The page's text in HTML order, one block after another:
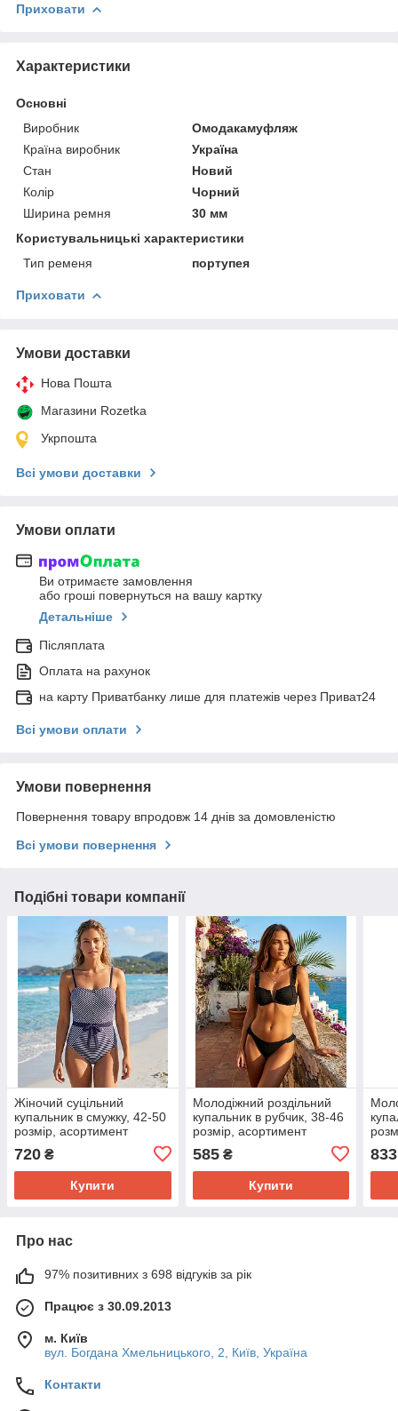
Приховати
Характеристики
Основні
Виробник
Омодакамуфляж
Країна виробник
Україна
Стан
Новий
Колір
Чорний
Ширина ремня
30 мм
Користувальницькі характеристики
Тип ременя
портупея
Приховати
Умови доставки
Нова Пошта
Магазини Rozetka
Укрпошта
Всі умови доставки
Умови оплати
Ви отримаєте замовлення
або гроші повернуться на вашу картку
Детальніше
Післяплата
Оплата на рахунок
на карту Приватбанку лише для платежів через Приват24
Всі умови оплати
Умови повернення
Повернення товару впродовж 14 днів за домовленістю
Всі умови повернення
Подібні товари компанії
Жіночий суцільний
купальник в смужку, 42-50
розмір, асортимент
720 ₴
Купити
Молодіжний роздільний
купальник в рубчик, 38-46
розмір, асортимент
585₴
Купити
833
Про нас
97% позитивних з 698 відгуків за рік
Працює з 30.09.2013
м. Київ
вул. Богдана Хмельницького, 2, Київ, Україна
Контакти